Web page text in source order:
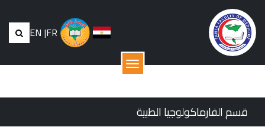
EN |FR
القائمة
قسم الفارماكولوجيا الطبية